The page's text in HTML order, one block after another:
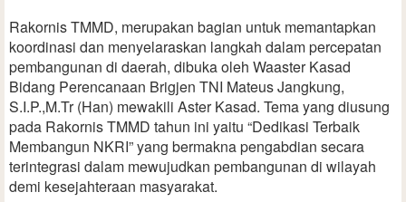
Rakornis TMMD, merupakan bagian untuk memantapkan
koordinasi dan menyelaraskan langkah dalam percepatan
pembangunan di daerah, dibuka oleh Waaster Kasad
Bidang Perencanaan Brigjen TNI Mateus Jangkung,
S.I.P.,M.Tr (Han) mewakili Aster Kasad. Tema yang diusung
pada Rakornis TMMD tahun ini yaitu “Dedikasi Terbaik
Membangun NKRI” yang bermakna pengabdian secara
terintegrasi dalam mewujudkan pembangunan di wilayah
demi kesejahteraan masyarakat.